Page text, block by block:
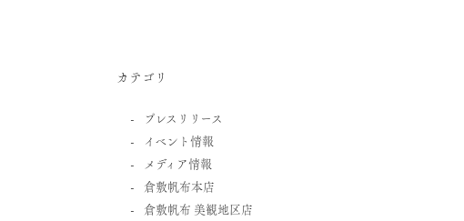
カテゴリ
プレスリリース
イベント情報
メディア情報
倉敷帆布本店
倉敷帆布 美観地区店